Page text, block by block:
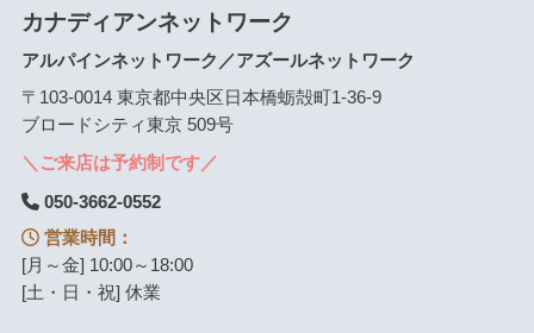
カナディアンネットワーク
アルパインネットワーク／アズールネットワーク
〒103-0014 東京都中央区日本橋蛎殻町1-36-9
ブロードシティ東京 509号
＼ご来店は予約制です／
050-3662-0552
営業時間：
[月～金] 10:00～18:00
[土・日・祝] 休業